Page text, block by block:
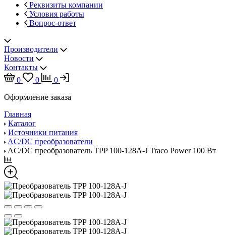
Реквизиты компании
Условия работы
Вопрос-ответ
Производители
Новости
Контакты
0
0
0
Оформление заказа
Главная
Каталог
Источники питания
AC/DC преобразователи
AC/DC преобразователь TPP 100-128A-J Traco Power 100 Вт